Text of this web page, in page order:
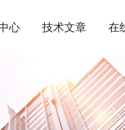
心 技术文章 在